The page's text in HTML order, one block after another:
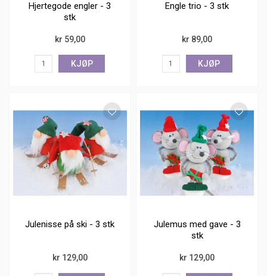
Hjertegode engler - 3
stk
kr 59,00
KJØP
Engle trio - 3 stk
kr 89,00
KJØP
Julenisse på ski - 3 stk
kr 129,00
Julemus med gave - 3
stk
kr 129,00